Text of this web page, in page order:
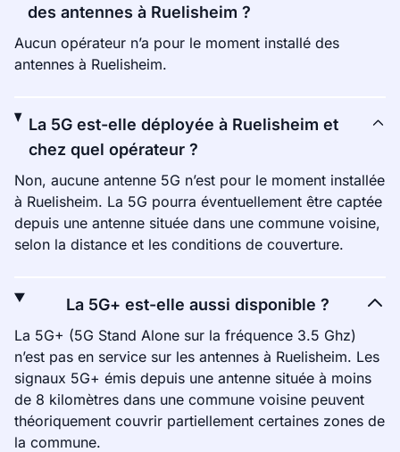
des antennes à Ruelisheim ?
Aucun opérateur n’a pour le moment installé des
antennes à Ruelisheim.
La 5G est-elle déployée à Ruelisheim et
chez quel opérateur ?
Non, aucune antenne 5G n’est pour le moment installée
à Ruelisheim. La 5G pourra éventuellement être captée
depuis une antenne située dans une commune voisine,
selon la distance et les conditions de couverture.
La 5G+ est-elle aussi disponible ?
La 5G+ (5G Stand Alone sur la fréquence 3.5 Ghz)
n’est pas en service sur les antennes à Ruelisheim. Les
signaux 5G+ émis depuis une antenne située à moins
de 8 kilomètres dans une commune voisine peuvent
théoriquement couvrir partiellement certaines zones de
la commune.